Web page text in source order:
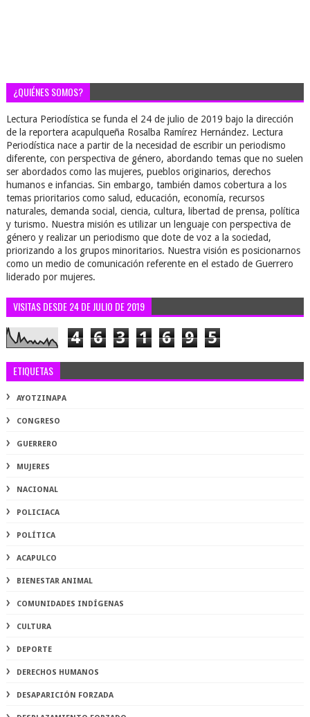
¿QUIÉNES SOMOS?
Lectura Periodística se funda el 24 de julio de 2019 bajo la dirección
de la reportera acapulqueña Rosalba Ramírez Hernández. Lectura
Periodística nace a partir de la necesidad de escribir un periodismo
diferente, con perspectiva de género, abordando temas que no suelen
ser abordados como las mujeres, pueblos originarios, derechos
humanos e infancias. Sin embargo, también damos cobertura a los
temas prioritarios como salud, educación, economía, recursos
naturales, demanda social, ciencia, cultura, libertad de prensa, política
y turismo. Nuestra misión es utilizar un lenguaje con perspectiva de
género y realizar un periodismo que dote de voz a la sociedad,
priorizando a los grupos minoritarios. Nuestra visión es posicionarnos
como un medio de comunicación referente en el estado de Guerrero
liderado por mujeres.
VISITAS DESDE 24 DE JULIO DE 2019
4 6 3 1 6 9 5
ETIQUETAS
AYOTZINAPA
CONGRESO
GUERRERO
MUJERES
NACIONAL
POLICIACA
POLÍTICA
ACAPULCO
BIENESTAR ANIMAL
COMUNIDADES INDÍGENAS
CULTURA
DEPORTE
DERECHOS HUMANOS
DESAPARICIÓN FORZADA